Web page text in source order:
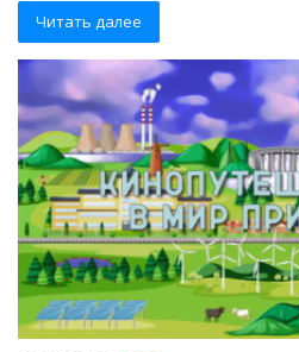
Читать далее